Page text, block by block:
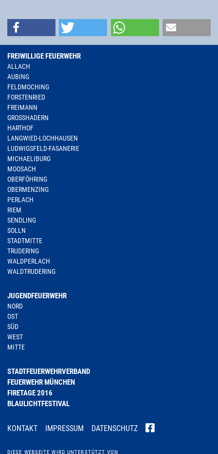
FREIWILLIGE FEUERWEHR
ALLACH
AUBING
FELDMOCHING
FORSTENRIED
FREIMANN
GROSSHADERN
HARTHOF
LANGWIED-LOCHHAUSEN
LUDWIGSFELD-FASANERIE
MICHAELIBURG
MOOSACH
OBERFÖHRING
OBERMENZING
PERLACH
RIEM
SENDLING
SOLLN
STADTMITTE
TRUDERING
WALDPERLACH
WALDTRUDERING
JUGENDFEUERWEHR
NORD
OST
SÜD
WEST
MITTE
STADTFEUERWEHRVERBAND
FEUERWEHR MÜNCHEN
FIRETAGE 2016
BLAULICHTFESTIVAL
KONTAKT IMPRESSUM DATENSCHUTZ
DIESE WEBSEITE WIRD UNTERSTÜTZT VON